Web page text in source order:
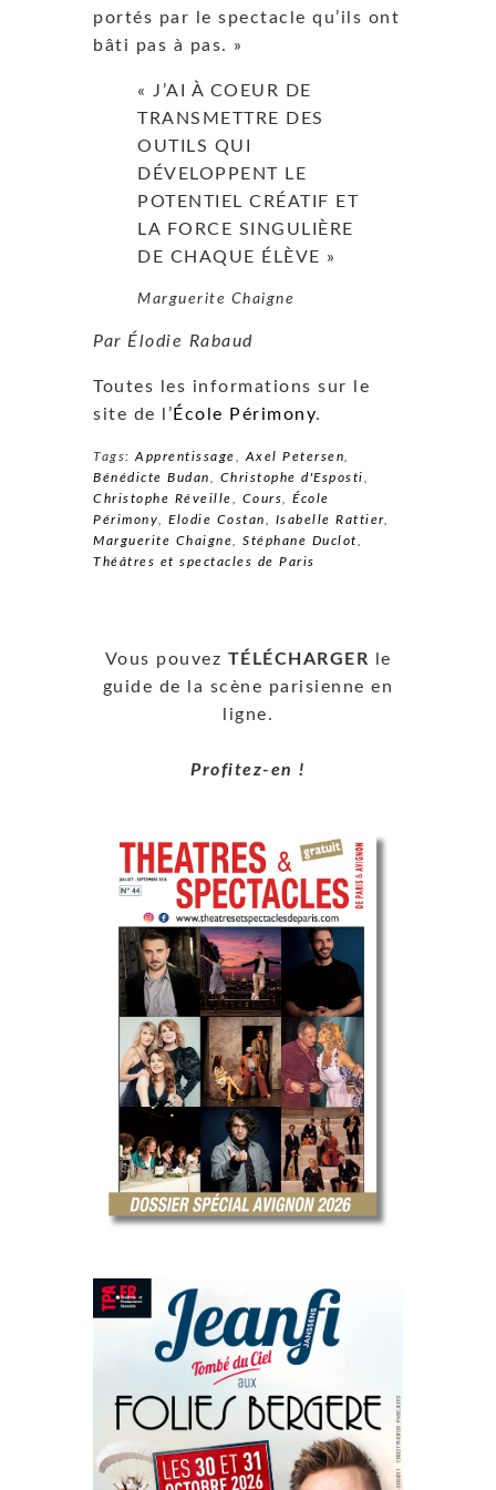
portés par le spectacle qu’ils ont
bâti pas à pas. »
« J’AI À COEUR DE
TRANSMETTRE DES
OUTILS QUI
DÉVELOPPENT LE
POTENTIEL CRÉATIF ET
LA FORCE SINGULIÈRE
DE CHAQUE ÉLÈVE »
Marguerite Chaigne
Par Élodie Rabaud
Toutes les informations sur le
site de l’ École Périmony.
Tags: Apprentissage Axel Petersen
Bénédicte Budan
Christophe d'Esposti
Christophe Réveille
Cours
École
Périmony
Elodie Costan Isabelle Rattier,
Marguerite Chaigne
Stéphane Duclot
Théâtres et spectacles de Paris
Vous pouvez TÉLÉCHARGER le
guide de la scène parisienne en
ligne.
Profitez-en !